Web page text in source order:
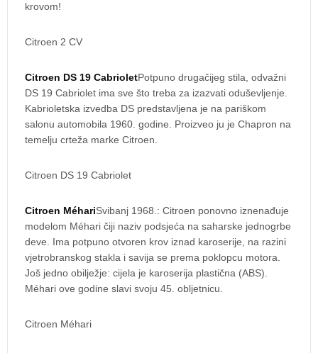
krovom!
Citroen 2 CV
Citroen DS 19 CabrioletPotpuno drugačijeg stila, odvažni
DS 19 Cabriolet ima sve što treba za izazvati oduševljenje.
Kabrioletska izvedba DS predstavljena je na pariškom
salonu automobila 1960. godine. Proizveo ju je Chapron na
temelju crteža marke Citroen.
Citroen DS 19 Cabriolet
Citroen MéhariSvibanj 1968.: Citroen ponovno iznenađuje
modelom Méhari čiji naziv podsjeća na saharske jednogrbe
deve. Ima potpuno otvoren krov iznad karoserije, na razini
vjetrobranskog stakla i savija se prema poklopcu motora.
Još jedno obilježje: cijela je karoserija plastična (ABS).
Méhari ove godine slavi svoju 45. obljetnicu.
Citroen Méhari